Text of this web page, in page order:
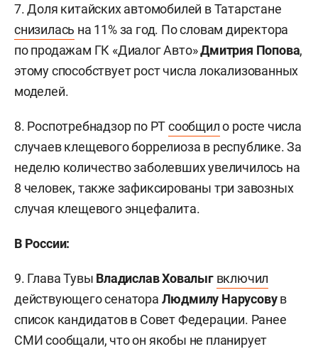
7. Доля китайских автомобилей в Татарстане
снизилась на 11% за год. По словам директора
по продажам ГК «Диалог Авто»Дмитрия Попова,
этому способствует рост числа локализованных
моделей.
8. Роспотребнадзор по РТсообщило росте числа
случаев клещевого боррелиоза в республике. За
неделю количество заболевших увеличилось на
8 человек, также зафиксированы три завозных
случая клещевого энцефалита.
В России:
9. Глава Тувы Владислав Ховалыг включил
действующего сенатора Людмилу Нарусовув
список кандидатов в Совет Федерации. Ранее
СМИ сообщали, что он якобы не планирует